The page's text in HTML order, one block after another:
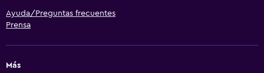
Ayuda/Preguntas frecuentes
Prensa
Más